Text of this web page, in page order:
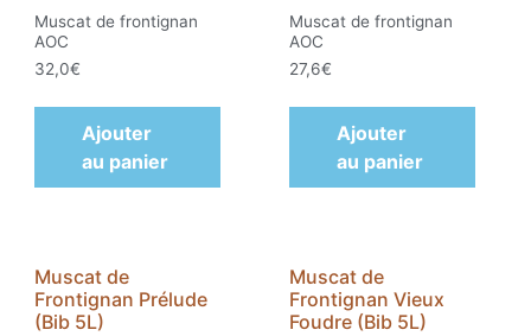
Muscat de frontignan
AOC
32,0€
Ajouter
au panier
Muscat de frontignan
AOC
27,6€
Ajouter
au panier
Muscat de
Frontignan Prélude
(Bib 5L)
Muscat de
Frontignan Vieux
Foudre (Bib 5L)